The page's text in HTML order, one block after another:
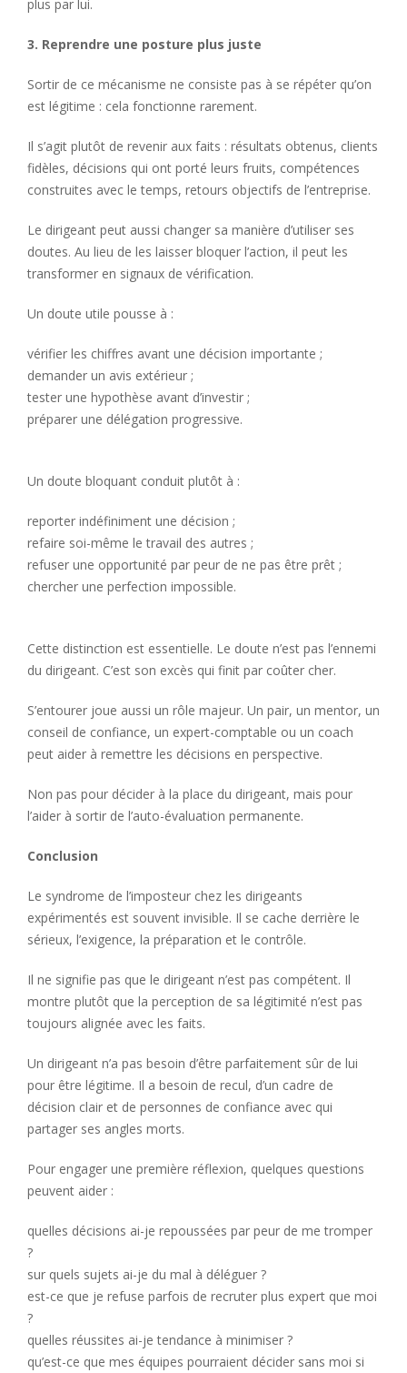
plus par lui.
3. Reprendre une posture plus juste
Sortir de ce mécanisme ne consiste pas à se répéter qu’on
est légitime : cela fonctionne rarement.
Il s’agit plutôt de revenir aux faits : résultats obtenus, clients
fidèles, décisions qui ont porté leurs fruits, compétences
construites avec le temps, retours objectifs de l’entreprise.
Le dirigeant peut aussi changer sa manière d’utiliser ses
doutes. Au lieu de les laisser bloquer l’action, il peut les
transformer en signaux de vérification.
Un doute utile pousse à :
vérifier les chiffres avant une décision importante ;
demander un avis extérieur ;
tester une hypothèse avant d’investir ;
préparer une délégation progressive.
Un doute bloquant conduit plutôt à :
reporter indéfiniment une décision ;
refaire soi-même le travail des autres ;
refuser une opportunité par peur de ne pas être prêt ;
chercher une perfection impossible.
Cette distinction est essentielle. Le doute n’est pas l’ennemi
du dirigeant. C’est son excès qui finit par coûter cher.
S’entourer joue aussi un rôle majeur. Un pair, un mentor, un
conseil de confiance, un expert-comptable ou un coach
peut aider à remettre les décisions en perspective.
Non pas pour décider à la place du dirigeant, mais pour
l’aider à sortir de l’auto-évaluation permanente.
Conclusion
Le syndrome de l’imposteur chez les dirigeants
expérimentés est souvent invisible. Il se cache derrière le
sérieux, l’exigence, la préparation et le contrôle.
Il ne signifie pas que le dirigeant n’est pas compétent. Il
montre plutôt que la perception de sa légitimité n’est pas
toujours alignée avec les faits.
Un dirigeant n’a pas besoin d’être parfaitement sûr de lui
pour être légitime. Il a besoin de recul, d’un cadre de
décision clair et de personnes de confiance avec qui
partager ses angles morts.
Pour engager une première réflexion, quelques questions
peuvent aider :
quelles décisions ai-je repoussées par peur de me tromper
?
sur quels sujets ai-je du mal à déléguer ?
est-ce que je refuse parfois de recruter plus expert que moi
?
quelles réussites ai-je tendance à minimiser ?
qu’est-ce que mes équipes pourraient décider sans moi si